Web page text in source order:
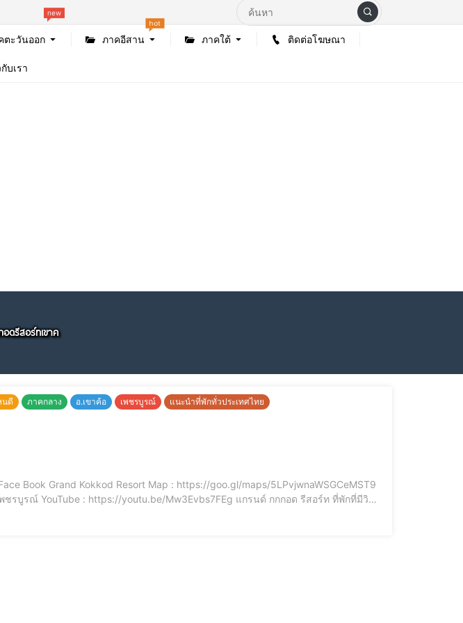
ตะวันออก
new
ภาคอีสาน
hot
ภาคใต้ ติดต่อโฆษณา
บเรา
ดรีสอร์ทเขาค
นดี ภาคกลาง อ.เขาค้อ เพชรบูรณ์
แนะนำที่พักทั่วประเทศไทย
: https://youtu.be/Mw3Evbs7FEg แกรนด์ กกกอด รีสอร์ท ที่พักที่มีวิว